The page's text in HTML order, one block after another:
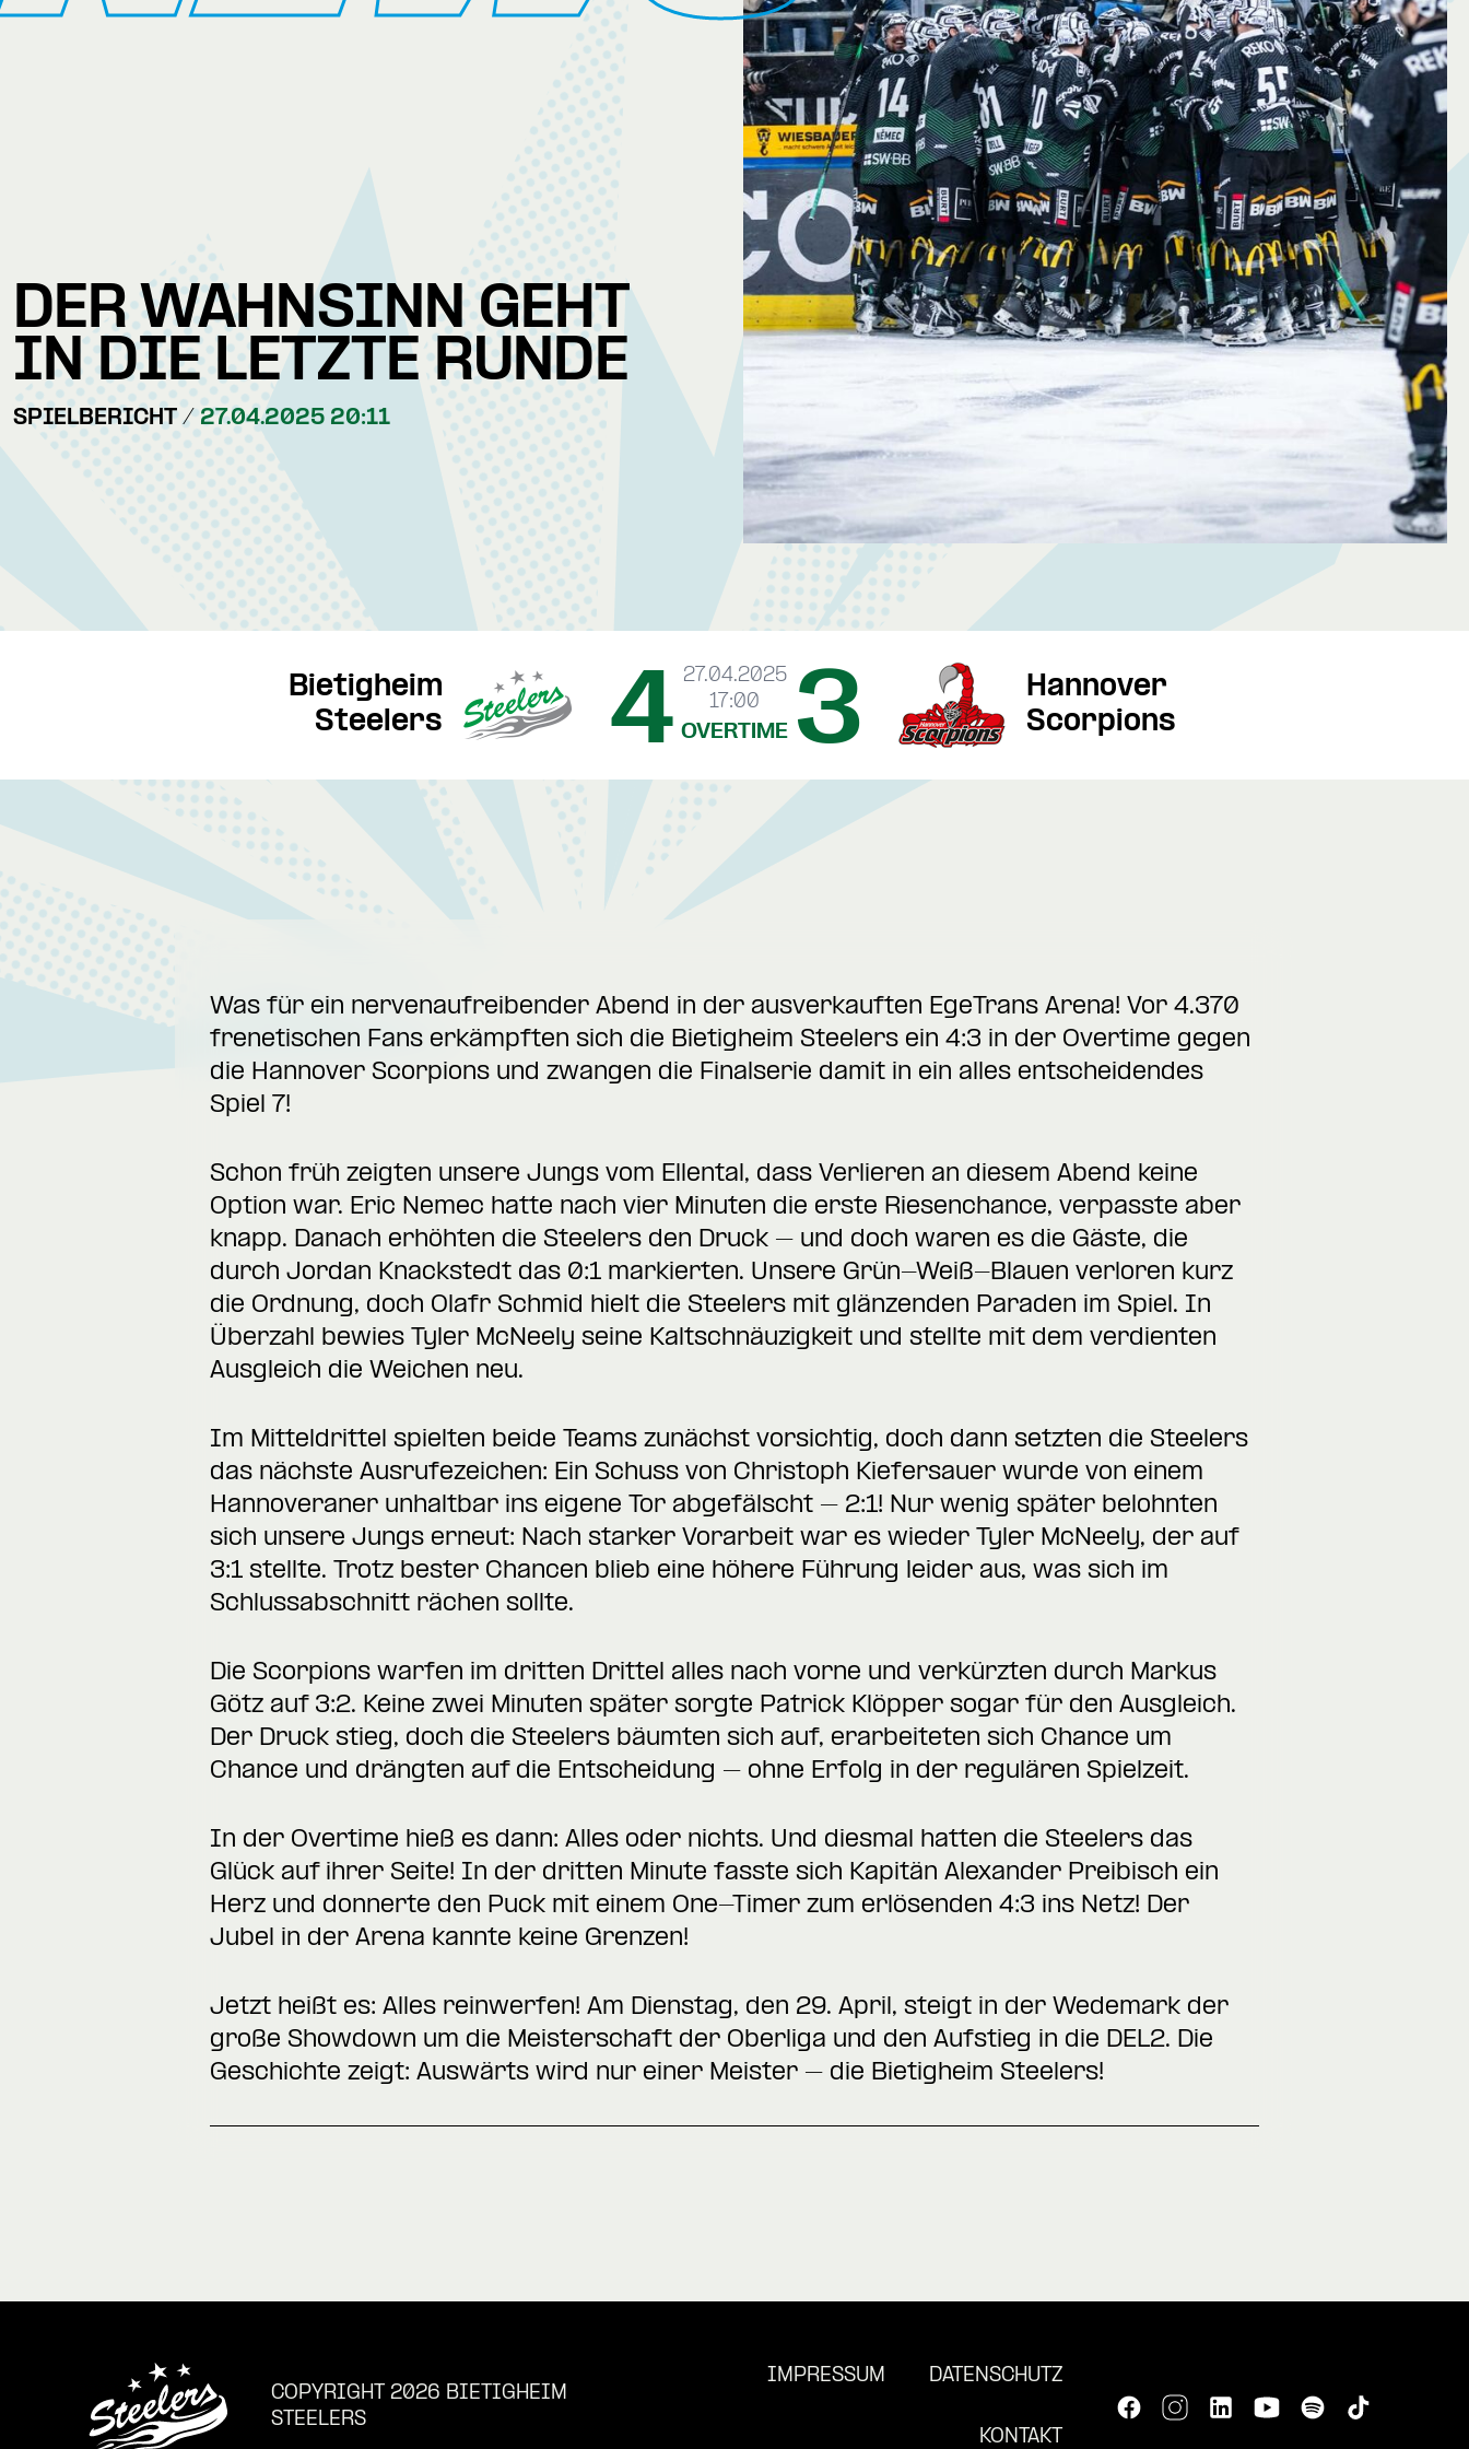
DER WAHNSINN GEHT
IN DIE LETZTE RUNDE
SPIELBERICHT / 27.04.2025 20:11
Bietigheim
Steelers
4 27.04.2025
17:00
OVERTIME
Hannover
Scorpions
3
Was für ein nervenaufreibender Abend in der ausverkauften EgeTrans Arena! Vor 4.370
frenetischen Fans erkämpften sich die Bietigheim Steelers ein 4:3 in der Overtime gegen
die Hannover Scorpions und zwangen die Finalserie damit in ein alles entscheidendes
Spiel 7!
Schon früh zeigten unsere Jungs vom Ellental, dass Verlieren an diesem Abend keine
Option war. Eric Nemec hatte nach vier Minuten die erste Riesenchance, verpasste aber
knapp. Danach erhöhten die Steelers den Druck – und doch waren es die Gäste, die
durch Jordan Knackstedt das 0:1 markierten. Unsere Grün-Weiß-Blauen verloren kurz
die Ordnung, doch Olafr Schmid hielt die Steelers mit glänzenden Paraden im Spiel. In
Überzahl bewies Tyler McNeely seine Kaltschnäuzigkeit und stellte mit dem verdienten
Ausgleich die Weichen neu.
Im Mitteldrittel spielten beide Teams zunächst vorsichtig, doch dann setzten die Steelers
das nächste Ausrufezeichen: Ein Schuss von Christoph Kiefersauer wurde von einem
Hannoveraner unhaltbar ins eigene Tor abgefälscht – 2:1! Nur wenig später belohnten
sich unsere Jungs erneut: Nach starker Vorarbeit war es wieder Tyler McNeely, der auf
3:1 stellte. Trotz bester Chancen blieb eine höhere Führung leider aus, was sich im
Schlussabschnitt rächen sollte.
Die Scorpions warfen im dritten Drittel alles nach vorne und verkürzten durch Markus
Götz auf 3:2. Keine zwei Minuten später sorgte Patrick Klöpper sogar für den Ausgleich.
Der Druck stieg, doch die Steelers bäumten sich auf, erarbeiteten sich Chance um
Chance und drängten auf die Entscheidung – ohne Erfolg in der regulären Spielzeit.
In der Overtime hieß es dann: Alles oder nichts. Und diesmal hatten die Steelers das
Glück auf ihrer Seite! In der dritten Minute fasste sich Kapitän Alexander Preibisch ein
Herz und donnerte den Puck mit einem One-Timer zum erlösenden 4:3 ins Netz! Der
Jubel in der Arena kannte keine Grenzen!
Jetzt heißt es: Alles reinwerfen! Am Dienstag, den 29. April, steigt in der Wedemark der
große Showdown um die Meisterschaft der Oberliga und den Aufstieg in die DEL2. Die
Geschichte zeigt: Auswärts wird nur einer Meister – die Bietigheim Steelers!
COPYRIGHT 2026 BIETIGHEIM
STEELERS
IMPRESSUM DATENSCHUTZ
KONTAKT